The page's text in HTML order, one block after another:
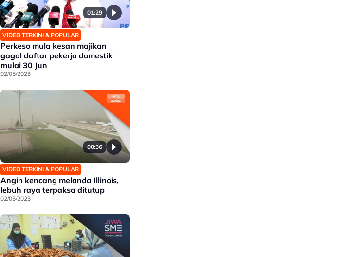
01:29
VIDEO TERKINI & POPULAR
Perkeso mula kesan majikan
gagal daftar pekerja domestik
mulai 30 Jun
02/05/2023
00:36
VIDEO TERKINI & POPULAR
Angin kencang melanda Illinois,
lebuh raya terpaksa ditutup
02/05/2023